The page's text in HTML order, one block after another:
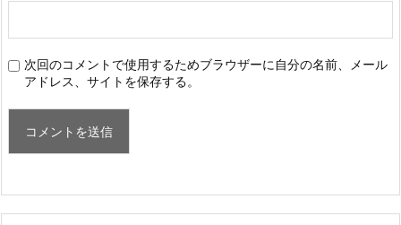
次回のコメントで使用するためブラウザーに自分の名前、メール
アドレス、サイトを保存する。